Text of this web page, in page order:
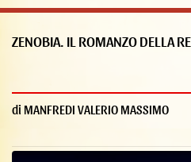
ZENOBIA. IL ROMANZO DELLA
di MANFREDI VALERIO MASSIMO